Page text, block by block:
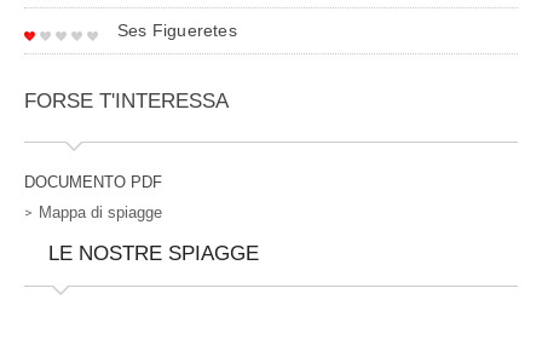
Ses Figueretes
FORSE T'INTERESSA
DOCUMENTO PDF
Mappa di spiagge
LE NOSTRE SPIAGGE